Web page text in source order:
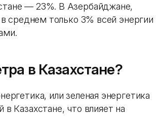
— 23%. В Азербайджане,
среднем только 3% всей энергии
в Казахстане?
или зеленая энергетика
Казахстане, что влияет на